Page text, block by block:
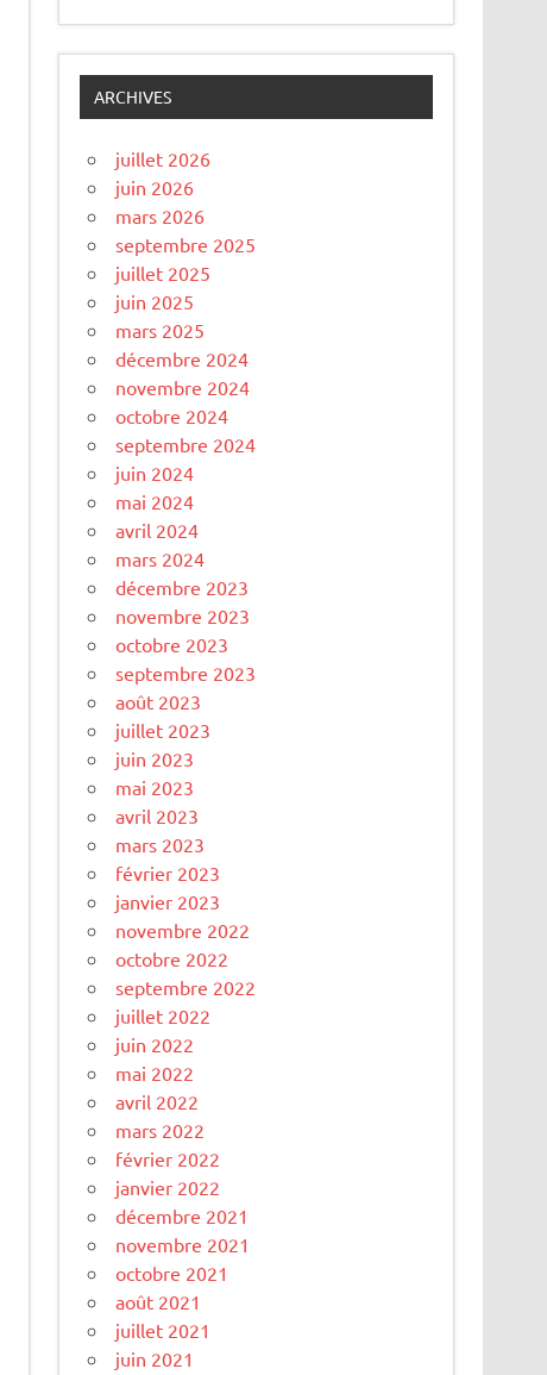
ARCHIVES
juillet 2026
juin 2026
mars 2026
septembre 2025
juillet 2025
juin 2025
mars 2025
décembre 2024
novembre 2024
octobre 2024
septembre 2024
juin 2024
mai 2024
avril 2024
mars 2024
décembre 2023
novembre 2023
octobre 2023
septembre 2023
août 2023
juillet 2023
juin 2023
mai 2023
avril 2023
mars 2023
février 2023
janvier 2023
novembre 2022
octobre 2022
septembre 2022
juillet 2022
juin 2022
mai 2022
avril 2022
mars 2022
février 2022
janvier 2022
décembre 2021
novembre 2021
octobre 2021
août 2021
juillet 2021
juin 2021